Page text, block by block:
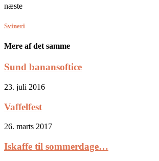
næste
Svineri
Mere af det samme
Sund banansoftice
23. juli 2016
Vaffelfest
26. marts 2017
Iskaffe til sommerdage…